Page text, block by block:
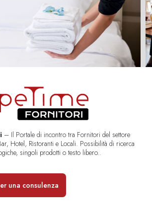
– Il Portale di incontro tra Fornitori del settore
Hotel, Ristoranti e Locali. Possibilità di ricerca
singoli prodotti o testo libero..
una consulenza